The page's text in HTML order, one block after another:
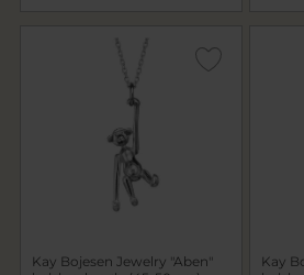
Kay Bojesen Jewelry "Aben"
Kay